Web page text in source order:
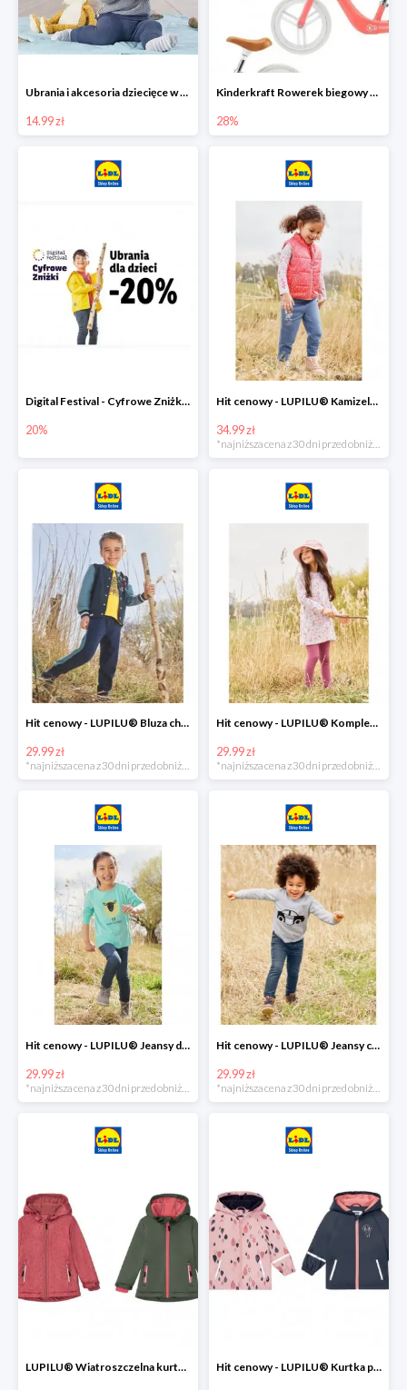
Ubrania i akcesoria dziecięce w Lidlu Online od 14,99 zł
14.99 zł
Kinderkraft Rowerek biegowy Fly
28%
Digital Festival - Cyfrowe Zniżki Ubrania dla dzieci w Lidlu -20%
20%
Hit cenowy - LUPILU® Kamizelka pikowana dziewczęca
34.99 zł
Hit cenowy - LUPILU® Bluza chłopięca w stylu college
29.99 zł
*najniższa cena z 30 dni przed obniżką
Hit cenowy - LUPILU® Komplet dziewczęcy (sukienka + legginsy)
29.99 zł
*najniższa cena z 30 dni przed obniżką
Hit cenowy - LUPILU® Jeansy dziewczęce slim fit
29.99 zł
Hit cenowy - LUPILU® Jeansy chłopięce slim fit
29.99 zł
LUPILU® Wiatroszczelna kurtka dziecięca softshell, 1 sztuka Hit cenowy - LUPILU® Kurtka przeciwdeszczowa dziewczęca, 1 sztuka